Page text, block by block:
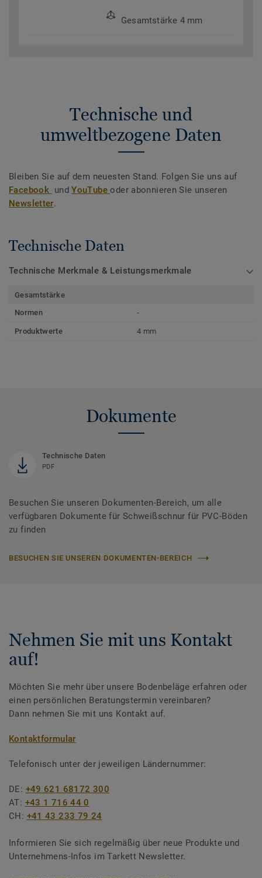
Gesamtstärke 4 mm
Technische und
umweltbezogene Daten
Bleiben Sie auf dem neuesten Stand. Folgen Sie uns auf
Facebook undYouTubeoder abonnieren Sie unseren
Newsletter.
Technische Daten
Technische Merkmale & Leistungsmerkmale
Gesamtstärke
Normen
-
Produktwerte 4 mm
Dokumente
Technische Daten
PDF
Besuchen Sie unseren Dokumenten-Bereich, um alle
verfügbaren Dokumente für Schweißschnur für PVC-Böden
zu finden
BESUCHEN SIE UNSEREN DOKUMENTEN-BEREICH
Nehmen Sie mit uns Kontakt
auf!
Möchten Sie mehr über unsere Bodenbeläge erfahren oder
einen persönlichen Beratungstermin vereinbaren?
Dann nehmen Sie mit uns Kontakt auf.
Kontaktformular
Telefonisch unter der jeweiligen Ländernummer:
DE: +49 621 68172 300
AT: +43 1 716 44 0
CH: +41 43 233 79 24
Informieren Sie sich regelmäßig über neue Produkte und
Unternehmens-Infos im Tarkett Newsletter.